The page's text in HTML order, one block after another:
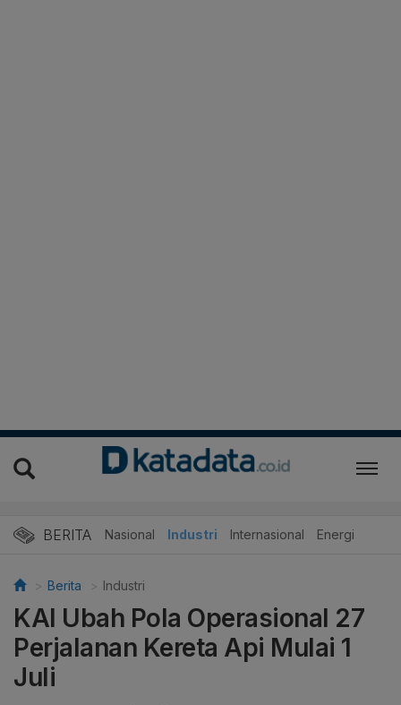
BERITA Nasional Industri Internasional Energi
Berita Industri
KAI Ubah Pola Operasional 27
Perjalanan Kereta Api Mulai 1
Juli